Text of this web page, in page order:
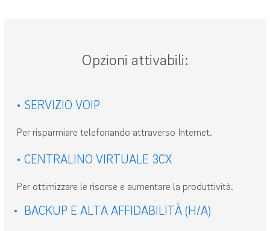
Opzioni attivabili:
• SERVIZIO VOIP
Per risparmiare telefonando attraverso Internet.
• CENTRALINO VIRTUALE 3CX
Per ottimizzare le risorse e aumentare la produttività.
• BACKUP E ALTA AFFIDABILITÀ (H/A)